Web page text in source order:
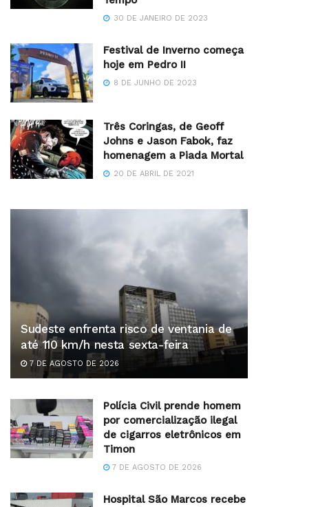
30 DE JANEIRO DE 2023
Festival de Inverno começa
hoje em Pedro II
8 DE JUNHO DE 2023
Três Coringas, de Geoff
Johns e Jason Fabok, faz
homenagem a Piada Mortal
20 DE ABRIL DE 2021
Sudeste enfrenta risco de ventania de
até 110 km/h nesta sexta-feira
7 DE AGOSTO DE 2026
Polícia Civil prende homem
por comercialização ilegal
de cigarros eletrônicos em
Timon
7 DE AGOSTO DE 2026
Hospital São Marcos recebe